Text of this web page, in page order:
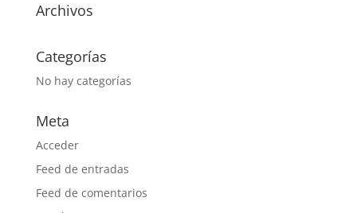
Archivos
Categorías
No hay categorías
Meta
Acceder
Feed de entradas
Feed de comentarios